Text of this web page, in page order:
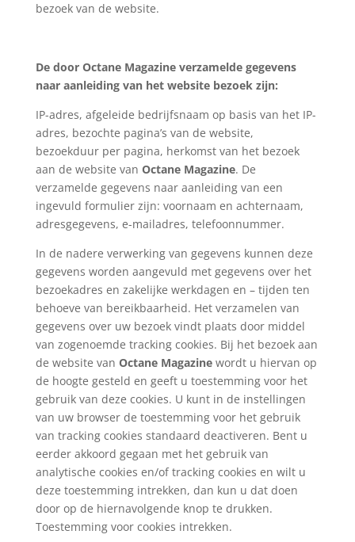
bezoek van de website.
De door Octane Magazine verzamelde gegevens
naar aanleiding van het website bezoek zijn:
IP-adres, afgeleide bedrijfsnaam op basis van het IP-
adres, bezochte pagina’s van de website,
bezoekduur per pagina, herkomst van het bezoek
aan de website van Octane Magazine. De
verzamelde gegevens naar aanleiding van een
ingevuld formulier zijn: voornaam en achternaam,
adresgegevens, e-mailadres, telefoonnummer.
In de nadere verwerking van gegevens kunnen deze
gegevens worden aangevuld met gegevens over het
bezoekadres en zakelijke werkdagen en – tijden ten
behoeve van bereikbaarheid. Het verzamelen van
gegevens over uw bezoek vindt plaats door middel
van zogenoemde tracking cookies. Bij het bezoek aan
de website van Octane Magazinewordt u hiervan op
de hoogte gesteld en geeft u toestemming voor het
gebruik van deze cookies. U kunt in de instellingen
van uw browser de toestemming voor het gebruik
van tracking cookies standaard deactiveren. Bent u
eerder akkoord gegaan met het gebruik van
analytische cookies en/of tracking cookies en wilt u
deze toestemming intrekken, dan kun u dat doen
door op de hiernavolgende knop te drukken.
Toestemming voor cookies intrekken.